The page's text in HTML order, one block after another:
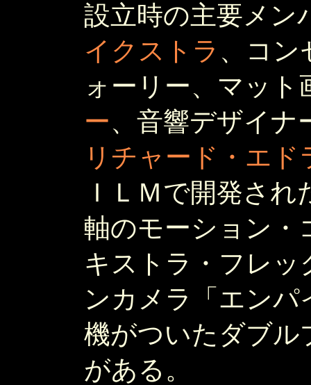
設立時の主要メン
イクストラ 、コン
ォーリー、マット
ー、音響デザイナ
リチャード・エド
ＩＬＭで開発さ
軸のモーション・
キストラ・フレッ
ンカメラ「エンパ
機がついたダブル
がある。